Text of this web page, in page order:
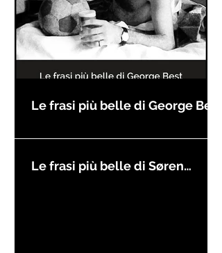
Le frasi più belle di George Best
Le frasi più belle di Søren